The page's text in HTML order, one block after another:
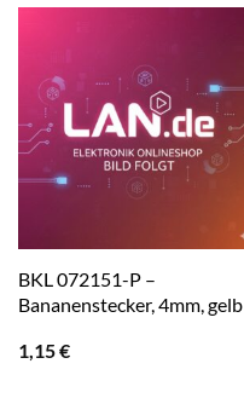
BKL 072151-P –
Bananenstecker, 4mm, gelb
1,15€